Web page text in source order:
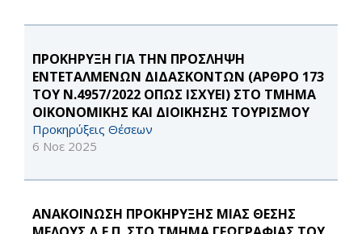
ΠΡΟΚΗΡΥΞΗ ΓΙΑ ΤΗΝ ΠΡΟΣΛΗΨΗ
ΕΝΤΕΤΑΛΜΕΝΩΝ ΔΙΔΑΣΚΟΝΤΩΝ (ΑΡΘΡΟ 173
ΤΟΥ Ν.4957/2022 ΟΠΩΣ ΙΣΧΥΕΙ) ΣΤΟ ΤΜΗΜΑ
ΟΙΚΟΝΟΜΙΚΗΣ ΚΑΙ ΔΙΟΙΚΗΣΗΣ ΤΟΥΡΙΣΜΟΥ
Προκηρύξεις Θέσεων
6 Νοε 2025
ΑΝΑΚΟΙΝΩΣΗ ΠΡΟΚΗΡΥΞΗΣ ΜΙΑΣ ΘΕΣΗΣ